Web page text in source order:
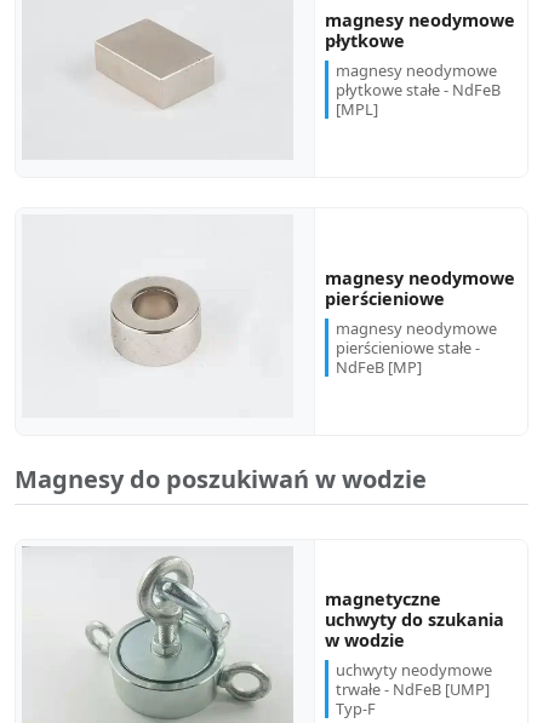
magnesy neodymowe
płytkowe
magnesy neodymowe
płytkowe stałe - NdFeB
[MPL]
magnesy neodymowe
pierścieniowe
magnesy neodymowe
pierścieniowe stałe -
NdFeB [MP]
Magnesy do poszukiwań w wodzie
magnetyczne
uchwyty do szukania
w wodzie
uchwyty neodymowe
trwałe - NdFeB [UMP]
Typ-F